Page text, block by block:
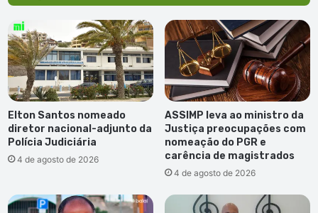
Elton Santos nomeado
diretor nacional-adjunto da
Polícia Judiciária
4 de agosto de 2026
ASSIMP leva ao ministro da
Justiça preocupações com
nomeação do PGR e
carência de magistrados
4 de agosto de 2026